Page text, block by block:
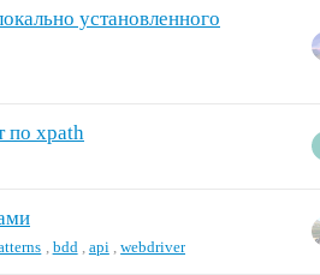
установленного
по xpath
, bdd , api ,webdriver